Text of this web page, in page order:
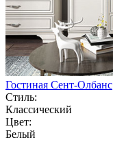
Гостиная Сент-Олбанс
Стиль:
Классический
Цвет:
Белый